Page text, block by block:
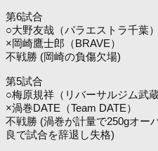
第6試合
○大野友哉（パラエストラ千葉）
×岡崎鷹士郎（BRAVE）
不戦勝 (岡崎の負傷欠場)
第5試合
○梅原規祥（リバーサルジム武
×渦巻DATE（Team DATE）
不戦勝 (渦巻が計量で250gオー
良で試合を辞退し失格)